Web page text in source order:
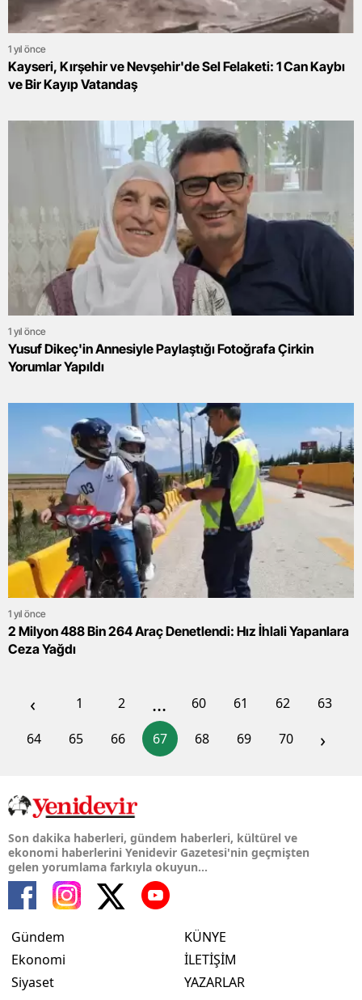
1 yıl önce
Kayseri, Kırşehir ve Nevşehir'de Sel Felaketi: 1 Can Kaybı
ve Bir Kayıp Vatandaş
1 yıl önce
Yusuf Dikeç'in Annesiyle Paylaştığı Fotoğrafa Çirkin
Yorumlar Yapıldı
1 yıl önce
2 Milyon 488 Bin 264 Araç Denetlendi: Hız İhlali Yapanlara
Ceza Yağdı
‹ 1 2 ... 60 61 62
63
64
65 66 67 68 69 70 ›
Son dakika haberleri, gündem haberleri, kültürel ve
ekonomi haberlerini Yenidevir Gazetesi'nin geçmişten
gelen yorumlama farkıyla okuyun...
Gündem
Ekonomi
Siyaset
KÜNYE
İLETİŞİM
YAZARLAR